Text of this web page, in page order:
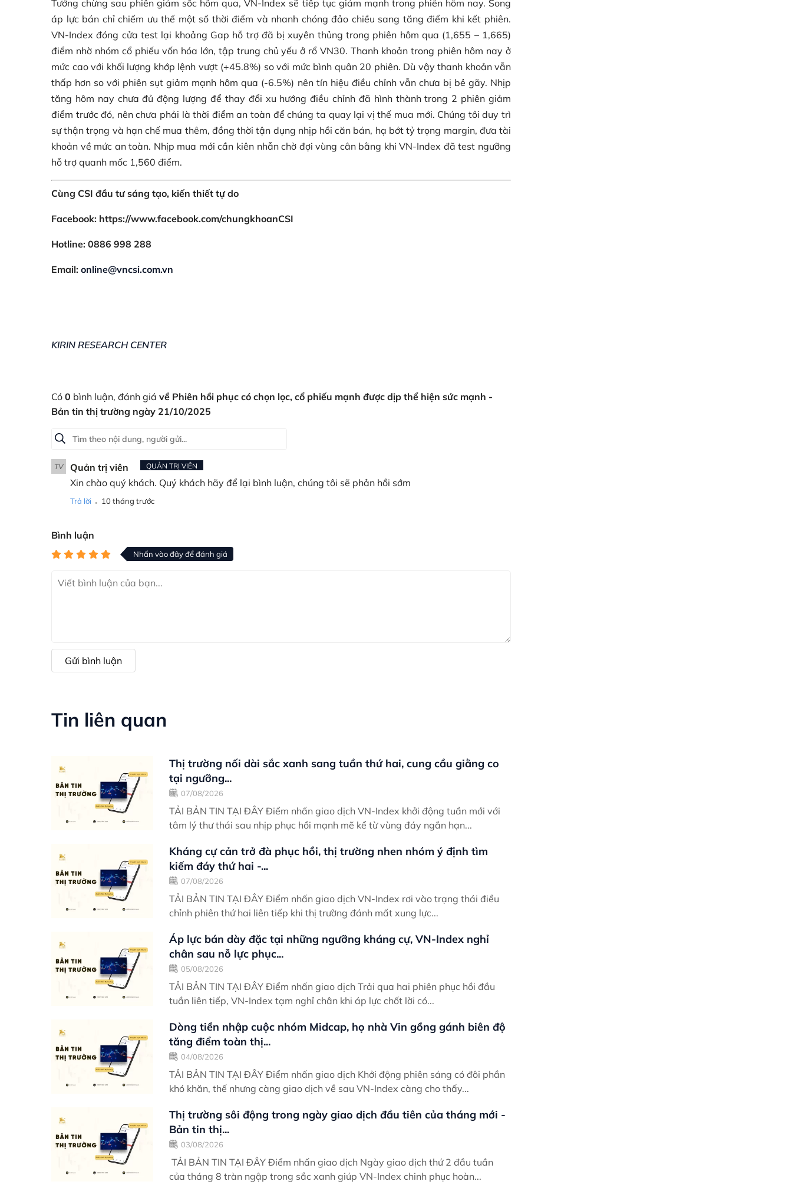
Tưởng chừng sau phiên giảm sốc hôm qua, VN-Index sẽ tiếp tục giảm mạnh trong phiên hôm nay. Song
áp lực bán chỉ chiếm ưu thế một số thời điểm và nhanh chóng đảo chiều sang tăng điểm khi kết phiên.
VN-Index đóng cửa test lại khoảng Gap hỗ trợ đã bị xuyên thủng trong phiên hôm qua (1,655 – 1,665)
điểm nhờ nhóm cổ phiếu vốn hóa lớn, tập trung chủ yếu ở rổ VN30. Thanh khoản trong phiên hôm nay ở
mức cao với khối lượng khớp lệnh vượt (+45.8%) so với mức bình quân 20 phiên. Dù vậy thanh khoản vẫn
thấp hơn so với phiên sụt giảm mạnh hôm qua (-6.5%) nên tín hiệu điều chỉnh vẫn chưa bị bẻ gãy. Nhịp
tăng hôm nay chưa đủ động lượng để thay đổi xu hướng điều chỉnh đã hình thành trong 2 phiên giảm
điểm trước đó, nên chưa phải là thời điểm an toàn để chúng ta quay lại vị thế mua mới. Chúng tôi duy trì
sự thận trọng và hạn chế mua thêm, đồng thời tận dụng nhịp hồi căn bán, hạ bớt tỷ trọng margin, đưa tài
khoản về mức an toàn. Nhịp mua mới cần kiên nhẫn chờ đợi vùng cân bằng khi VN-Index đã test ngưỡng
hỗ trợ quanh mốc 1,560 điểm.
Cùng CSI đầu tư sáng tạo, kiến thiết tự do
Facebook: https://www.facebook.com/chungkhoanCSI
Hotline: 0886 998 288
Email: online@vncsi.com.vn
KIRIN RESEARCH CENTER
Có 0 bình luận, đánh giá về Phiên hồi phục có chọn lọc, cổ phiếu mạnh được dịp thể hiện sức mạnh -
Bản tin thị trường ngày 21/10/2025
TV Quản trị viên QUẢN TRỊ VIÊN
Xin chào quý khách. Quý khách hãy để lại bình luận, chúng tôi sẽ phản hồi sớm
Trả lời . 10 tháng trước
Bình luận
Nhấn vào đây để đánh giá
Gửi bình luận
Tin liên quan
Thị trường nối dài sắc xanh sang tuần thứ hai, cung cầu giằng co
tại ngưỡng...
07/08/2026
TẢI BẢN TIN TẠI ĐÂY Điểm nhấn giao dịch VN-Index khởi động tuần mới với
tâm lý thư thái sau nhịp phục hồi mạnh mẽ kể từ vùng đáy ngắn hạn...
Kháng cự cản trở đà phục hồi, thị trường nhen nhóm ý định tìm
kiếm đáy thứ hai -...
07/08/2026
TẢI BẢN TIN TẠI ĐÂY Điểm nhấn giao dịch VN-Index rơi vào trạng thái điều
chỉnh phiên thứ hai liên tiếp khi thị trường đánh mất xung lực...
Áp lực bán dày đặc tại những ngưỡng kháng cự, VN-Index nghỉ
chân sau nỗ lực phục...
05/08/2026
TẢI BẢN TIN TẠI ĐÂY Điểm nhấn giao dịch Trải qua hai phiên phục hồi đầu
tuần liên tiếp, VN-Index tạm nghỉ chân khi áp lực chốt lời có...
Dòng tiền nhập cuộc nhóm Midcap, họ nhà Vin gồng gánh biên độ
tăng điểm toàn thị...
04/08/2026
TẢI BẢN TIN TẠI ĐÂY Điểm nhấn giao dịch Khởi động phiên sáng có đôi phần
khó khăn, thế nhưng càng giao dịch về sau VN-Index càng cho thấy...
Thị trường sôi động trong ngày giao dịch đầu tiên của tháng mới -
Bản tin thị...
03/08/2026
TẢI BẢN TIN TẠI ĐÂY Điểm nhấn giao dịch Ngày giao dịch thứ 2 đầu tuần
của tháng 8 tràn ngập trong sắc xanh giúp VN-Index chinh phục hoàn...